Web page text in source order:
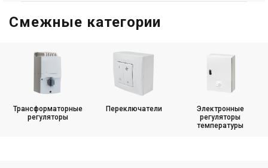
Смежные категории
Трансформаторные
регуляторы
Переключатели
Электронные
регуляторы
температуры